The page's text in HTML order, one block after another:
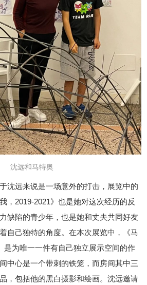
沈远和马特奥
沈远来说是一场意外的打击，展览中的
，2019-2021》也是她对这次经历的反
缺陷的青少年，也是她和丈夫共同好友
自己独特的角度。在本次展览中，《马
是为唯一一件有自己独立展示空间的作
中心是一个带刺的铁笼，而房间其中三
，包括他的黑白摄影和绘画。沈远邀请